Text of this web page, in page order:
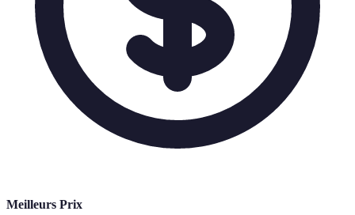
Meilleurs Prix